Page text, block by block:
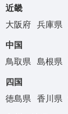
近畿
大阪府
兵庫県
中国
鳥取県
島根県
四国
徳島県
香川県